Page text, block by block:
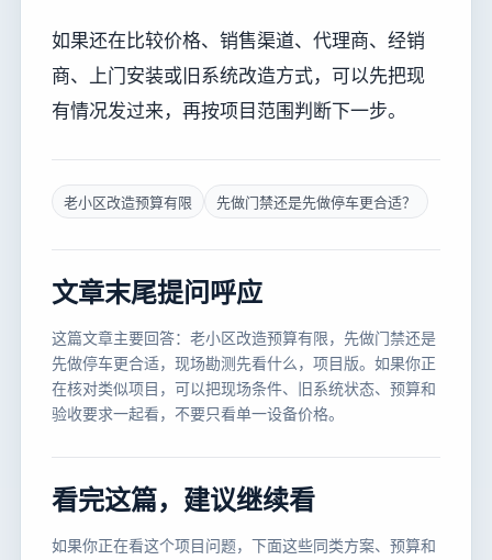
如果还在比较价格、销售渠道、代理商、经销
商、上门安装或旧系统改造方式，可以先把现
有情况发过来，再按项目范围判断下一步。
老小区改造预算有限 先做门禁还是先做停车更合适？
文章末尾提问呼应
这篇文章主要回答：老小区改造预算有限，先做门禁还是
先做停车更合适，现场勘测先看什么，项目版。如果你正
在核对类似项目，可以把现场条件、旧系统状态、预算和
验收要求一起看，不要只看单一设备价格。
看完这篇，建议继续看
如果你正在看这个项目问题，下面这些同类方案、预算和